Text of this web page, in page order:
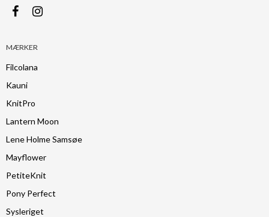
MÆRKER
Filcolana
Kauni
KnitPro
Lantern Moon
Lene Holme Samsøe
Mayflower
PetiteKnit
Pony Perfect
Sysleriget